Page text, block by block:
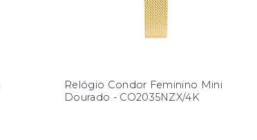
Relógio Condor Feminino Mini
Dourado - CO2035NZX/4K